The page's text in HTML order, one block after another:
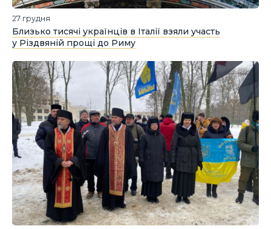
27 грудня
Близько тисячі українців в Італії взяли участь
у Різдвяній прощі до Риму